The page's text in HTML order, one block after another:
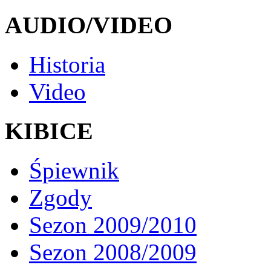
AUDIO/VIDEO
Historia
Video
KIBICE
Śpiewnik
Zgody
Sezon 2009/2010
Sezon 2008/2009